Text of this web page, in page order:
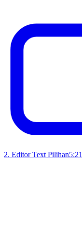
2. Editor Text Pilihan5:21